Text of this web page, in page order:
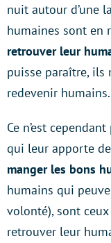
nuit autour d’une
humaines sont en
retrouver leur
puisse paraître, ils
redevenir humains.
Ce n’est
qui leur apporte
manger les bons
humains qui
volonté), sont
retrouver leur